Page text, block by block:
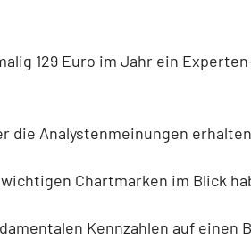
129 Euro im Jahr ein
Analystenmeinungen erhalten
Chartmarken im Blick
Kennzahlen auf einen